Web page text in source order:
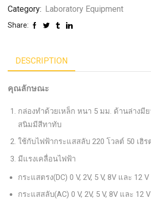
Category: Laboratory Equipment
Share:
DESCRIPTION
คุณลักษณะ
กล่องทำด้วยเหล็ก หนา 5 มม. ด้านล่างมี
สนิมมีสีทาทับ
ใช้กับไฟฟ้ากระแสสลับ 220 โวลต์ 50 เฮิร
มีแรงเคลื่อนไฟฟ้า
กระแสตรง(DC) 0 V, 2V, 5 V, 8V และ 12 V
กระแสสลับ(AC) 0 V, 2V, 5 V, 8V และ 12 V